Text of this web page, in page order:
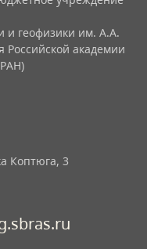
и геофизики им. А.А.
Российской академии
Коптюга, 3